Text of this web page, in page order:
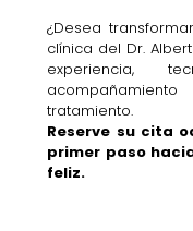
¿Desea
clínica del Dr.
experiencia,
tratamiento.
Reserve su cita
primer paso
feliz.